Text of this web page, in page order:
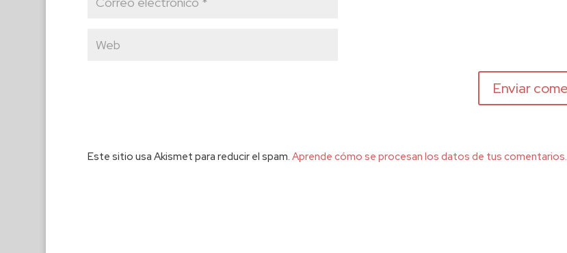
Este sitio usa Akismet para reducir el spam. Aprende cómo se procesan los datos de tus comentarios.